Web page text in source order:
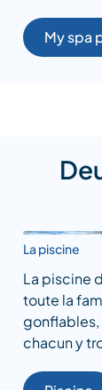
My spa
La piscine
La piscine
toute la
gonflables,
chacun y